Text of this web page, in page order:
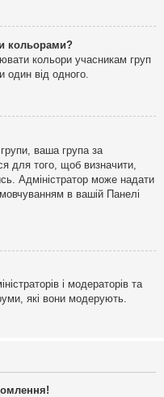
кольорами?
кольори учасникам груп
один від одного.
ваша група за
для того, щоб визначити,
Адміністратор може надати
в вашій Панелі
і модераторів та
які вони модерують.